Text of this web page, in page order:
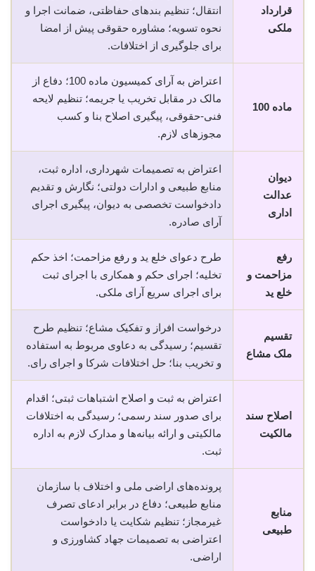
قرارداد
ملکی
انتقال؛ تنظیم بندهای حفاظتی، ضمانت اجرا و
نحوه تسویه؛ مشاوره حقوقی پیش از امضا
برای جلوگیری از اختلافات.
ماده 100
اعتراض به آرای کمیسیون ماده 100؛ دفاع از
مالک در مقابل تخریب یا جریمه؛ تنظیم لایحه
فنی-حقوقی، پیگیری اصلاح بنا و کسب
مجوزهای لازم.
دیوان
عدالت
اداری
اعتراض به تصمیمات شهرداری، اداره ثبت،
منابع طبیعی و ادارات دولتی؛ نگارش و تقدیم
دادخواست تخصصی به دیوان، پیگیری اجرای
آرای صادره.
رفع
مزاحمت و
خلع ید
طرح دعوای خلع ید و رفع مزاحمت؛ اخذ حکم
تخلیه؛ اجرای حکم و همکاری با اجرای ثبت
برای اجرای سریع آرای ملکی.
تقسیم
ملک مشاع
درخواست افراز و تفکیک مشاع؛ تنظیم طرح
تقسیم؛ رسیدگی به دعاوی مربوط به استفاده
و تخریب بنا؛ حل اختلافات شرکا و اجرای رای.
اصلاح سند
مالکیت
اعتراض به ثبت و اصلاح اشتباهات ثبتی؛ اقدام
برای صدور سند رسمی؛ رسیدگی به اختلافات
مالکیتی و ارائه بیانه‌ها و مدارک لازم به اداره
ثبت.
منابع
طبیعی
پرونده‌های اراضی ملی و اختلاف با سازمان
منابع طبیعی؛ دفاع در برابر ادعای تصرف
غیرمجاز؛ تنظیم شکایت یا دادخواست
اعتراضی به تصمیمات جهاد کشاورزی و
اراضی.